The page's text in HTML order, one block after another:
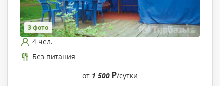
3 фото
4 чел.
Без питания
от 1 500 Р/сутки